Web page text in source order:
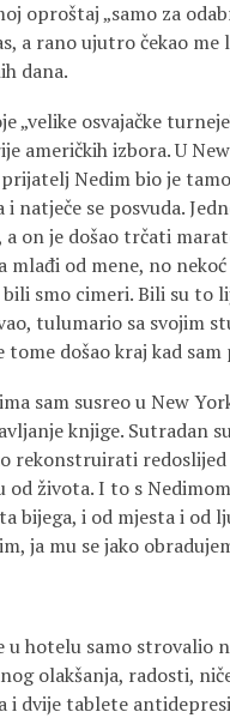
oproštaj „samo za
a rano ujutro čekao
dana.
„velike osvajačke
američkih izbora. U
Nedim bio je
natječe se posvuda.
a on je došao trčati
mlađi od mene, no
smo cimeri. Bili su to
tulumario sa svojim
tome došao kraj kad
sam susreo u New
knjige. Sutradan
rekonstruirati
od života. I to s
bijega, i od mjesta i od
ja mu se jako
u hotelu samo
olakšanja, radosti,
i dvije tablete